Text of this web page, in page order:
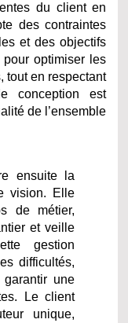
du client en
des contraintes
et des objectifs
optimiser les
tout en respectant
conception est
de l’ensemble
ensuite la
vision. Elle
de métier,
et veille
gestion
difficultés,
une
Le client
unique,